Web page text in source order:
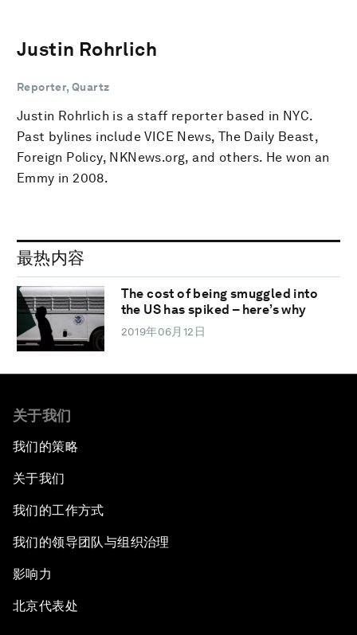
Justin Rohrlich
Reporter, Quartz
Justin Rohrlich is a staff reporter based in NYC.
Past bylines include VICE News, The Daily Beast,
Foreign Policy, NKNews.org, and others. He won an
Emmy in 2008.
最热内容
The cost of being smuggled into
the US has spiked – here’s why
2019年06月12日
关于我们
我们的策略
关于我们
我们的工作方式
我们的领导团队与组织治理
影响力
北京代表处